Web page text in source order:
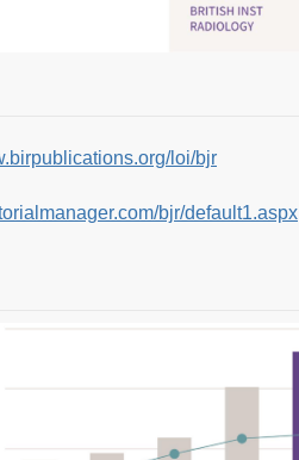
loi/bjr
bjr/default1.aspx